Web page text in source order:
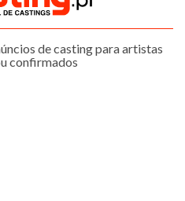
de casting para artistas
confirmados